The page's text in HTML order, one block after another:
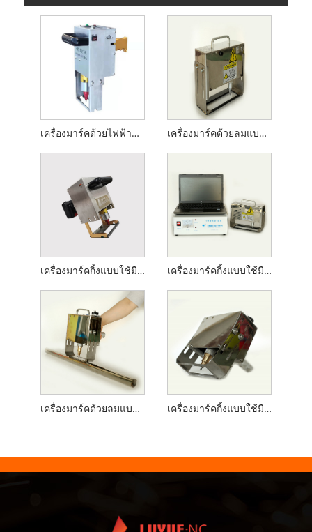
เครื่องมาร์คด้วยไฟฟ้าแบบใช้มือถือ เครื่องมาร์คด้วยลมแบบใช้มือถือ
เครื่องมาร์คกิ้งแบบใช้มือถือที่ใช้แบตเตอรี่ เครื่องมาร์คกิ้งแบบใช้มือถือสำหรับถังแก๊ส
เครื่องมาร์คด้วยลมแบบใช้มือถือสำหรับท่อ เครื่องมาร์คกิ้งแบบใช้มือถือสำหรับครีบ